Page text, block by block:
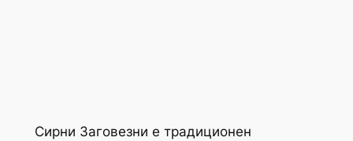
Сирни Заговезни е традиционен